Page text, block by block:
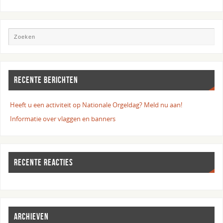
RECENTE BERICHTEN
Heeft u een activiteit op Nationale Orgeldag? Meld nu aan!
Informatie over vlaggen en banners
RECENTE REACTIES
ARCHIEVEN